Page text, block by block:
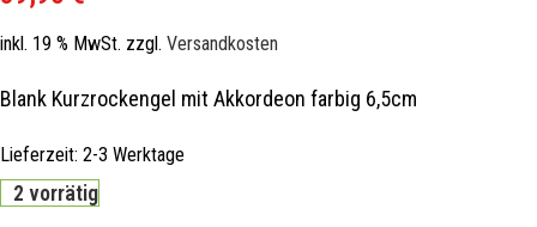
inkl. 19 % MwSt. zzgl. Versandkosten
Blank Kurzrockengel mit Akkordeon farbig 6,5cm
Lieferzeit: 2-3 Werktage
2 vorrätig